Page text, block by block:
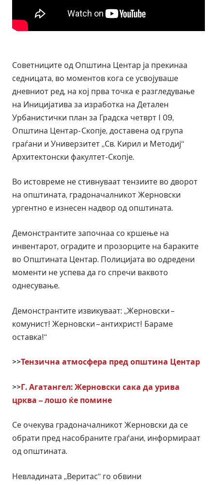
Советниците од Општина Центар ја прекинаа
седницата, во моментов кога се усвојуваше
дневниот ред, на кој прва точка е разгледување
на Иницијатива за изработка на Детален
Урбанистички план за Градска четврт I 09,
Општина Центар- Скопје, доставена од група
граѓани и Универзитет „Св. Кирил и Методиј“
Архитектонски факултет-Скопје.
Во истовреме не стивнуваат тензиите во дворот
на општината, градоначалникот Жерновски
ургентно е изнесен надвор од општината.
Демонстрантите започнаа со кршење на
инвентарот, оградите и прозорците на бараките
во Општината Центар. Полицијата во одредени
моменти не успева да го спречи ваквото
однесување.
Демонстрантите извикуваат: „Жерновски –
комунист! Жерновски – антихрист! Бараме
оставка!“
>>Тензична атмосфера пред општина Центар
>>Г. Агатангел: Жерновски сака да урива
црква – лошо ќе помине
Се очекува градоначалникот Жерновски да се
обрати пред насобраните граѓани, информираат
од општината.
Невладината „Веритас“ го обвини